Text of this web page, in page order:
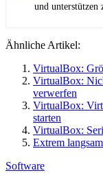
und unterstützen
Ähnliche Artikel:
VirtualBox:
VirtualBox:
verwerfen
VirtualBox:
starten
VirtualBox:
Extrem
Software